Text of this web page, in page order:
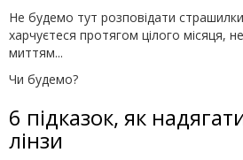
Не будемо тут розповідати
харчуєтеся протягом цілого місяця,
миттям...
Чи будемо?
6 підказок, як
лінзи